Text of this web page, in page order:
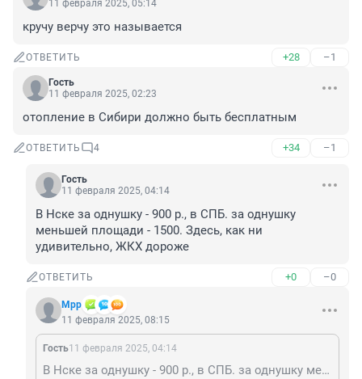
11 февраля 2025, 05:14
кручу верчу это называется
ОТВЕТИТЬ +28 –1
Гость
11 февраля 2025, 02:23
отопление в Сибири должно быть бесплатным
ОТВЕТИТЬ 4 +34 –1
Гость
11 февраля 2025, 04:14
В Нске за однушку - 900 р., в СПБ. за однушку
меньшей площади - 1500. Здесь, как ни
удивительно, ЖКХ дороже
ОТВЕТИТЬ +0 –0
Мрр
11 февраля 2025, 08:15
Гость11 февраля 2025, 04:14
В Нске за однушку - 900 р., в СПБ. за однушку меньшей площади - 1500. Здесь, как ни удивительно, ЖКХ дороже